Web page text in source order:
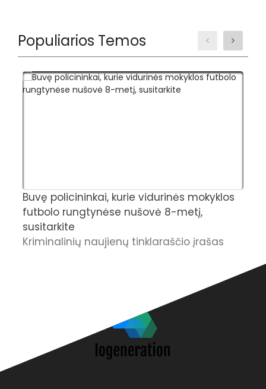
Populiarios Temos
Buvę policininkai, kurie vidurinės mokyklos
futbolo rungtynėse nušovė 8-metį,
susitarkite
Kriminalinių naujienų tinklaraščio įrašas